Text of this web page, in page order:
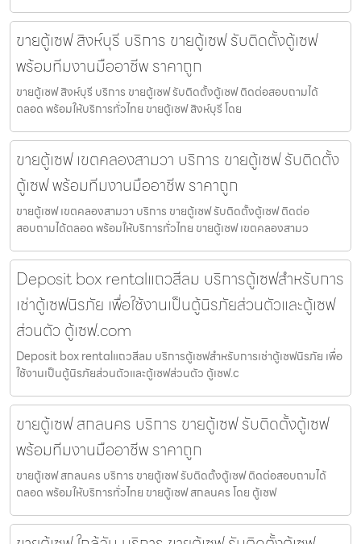
ขายตู้เซฟ สิงห์บุรี บริการ ขายตู้เซฟ รับติดตั้งตู้เซฟ
พร้อมทีมงานมืออาชีพ ราคาถูก
ขายตู้เซฟ สิงห์บุรี บริการ ขายตู้เซฟ รับติดตั้งตู้เซฟ ติดต่อสอบถามได้
ตลอด พร้อมให้บริการทั่วไทย ขายตู้เซฟ สิงห์บุรี โดย
ขายตู้เซฟ เขตคลองสามวา บริการ ขายตู้เซฟ รับติดตั้ง
ตู้เซฟ พร้อมทีมงานมืออาชีพ ราคาถูก
ขายตู้เซฟ เขตคลองสามวา บริการ ขายตู้เซฟ รับติดตั้งตู้เซฟ ติดต่อ
สอบถามได้ตลอด พร้อมให้บริการทั่วไทย ขายตู้เซฟ เขตคลองสามว
Deposit box rentalแถวสีลม บริการตู้เซฟสำหรับการ
เช่าตู้เซฟนิรภัย เพื่อใช้งานเป็นตู้นิรภัยส่วนตัวและตู้เซฟ
ส่วนตัว ตู้เซฟ.com
Deposit box rentalแถวสีลม บริการตู้เซฟสำหรับการเช่าตู้เซฟนิรภัย เพื่อ
ใช้งานเป็นตู้นิรภัยส่วนตัวและตู้เซฟส่วนตัว ตู้เซฟ.c
ขายตู้เซฟ สกลนคร บริการ ขายตู้เซฟ รับติดตั้งตู้เซฟ
พร้อมทีมงานมืออาชีพ ราคาถูก
ขายตู้เซฟ สกลนคร บริการ ขายตู้เซฟ รับติดตั้งตู้เซฟ ติดต่อสอบถามได้
ตลอด พร้อมให้บริการทั่วไทย ขายตู้เซฟ สกลนคร โดย ตู้เซฟ